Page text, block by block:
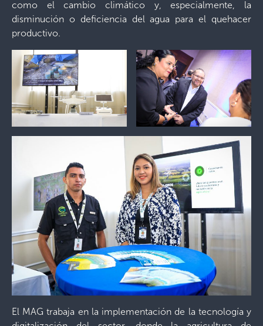
como el cambio climático y, especialmente, la
disminución o deficiencia del agua para el quehacer
productivo.
El MAG trabaja en la implementación de la tecnología y